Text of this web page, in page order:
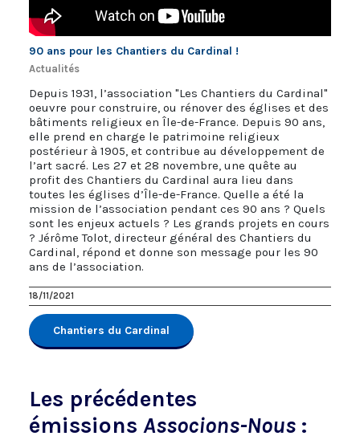
90 ans pour les Chantiers du Cardinal !
Actualités
Depuis 1931, l’association "Les Chantiers du Cardinal"
oeuvre pour construire, ou rénover des églises et des
bâtiments religieux en Île-de-France. Depuis 90 ans,
elle prend en charge le patrimoine religieux
postérieur à 1905, et contribue au développement de
l’art sacré. Les 27 et 28 novembre, une quête au
profit des Chantiers du Cardinal aura lieu dans
toutes les églises d’Île-de-France. Quelle a été la
mission de l’association pendant ces 90 ans ? Quels
sont les enjeux actuels ? Les grands projets en cours
? Jérôme Tolot, directeur général des Chantiers du
Cardinal, répond et donne son message pour les 90
ans de l’association.
18/11/2021
Chantiers du Cardinal
Les précédentes
émissions Associons-Nous :